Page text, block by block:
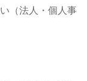
（法人・個人事